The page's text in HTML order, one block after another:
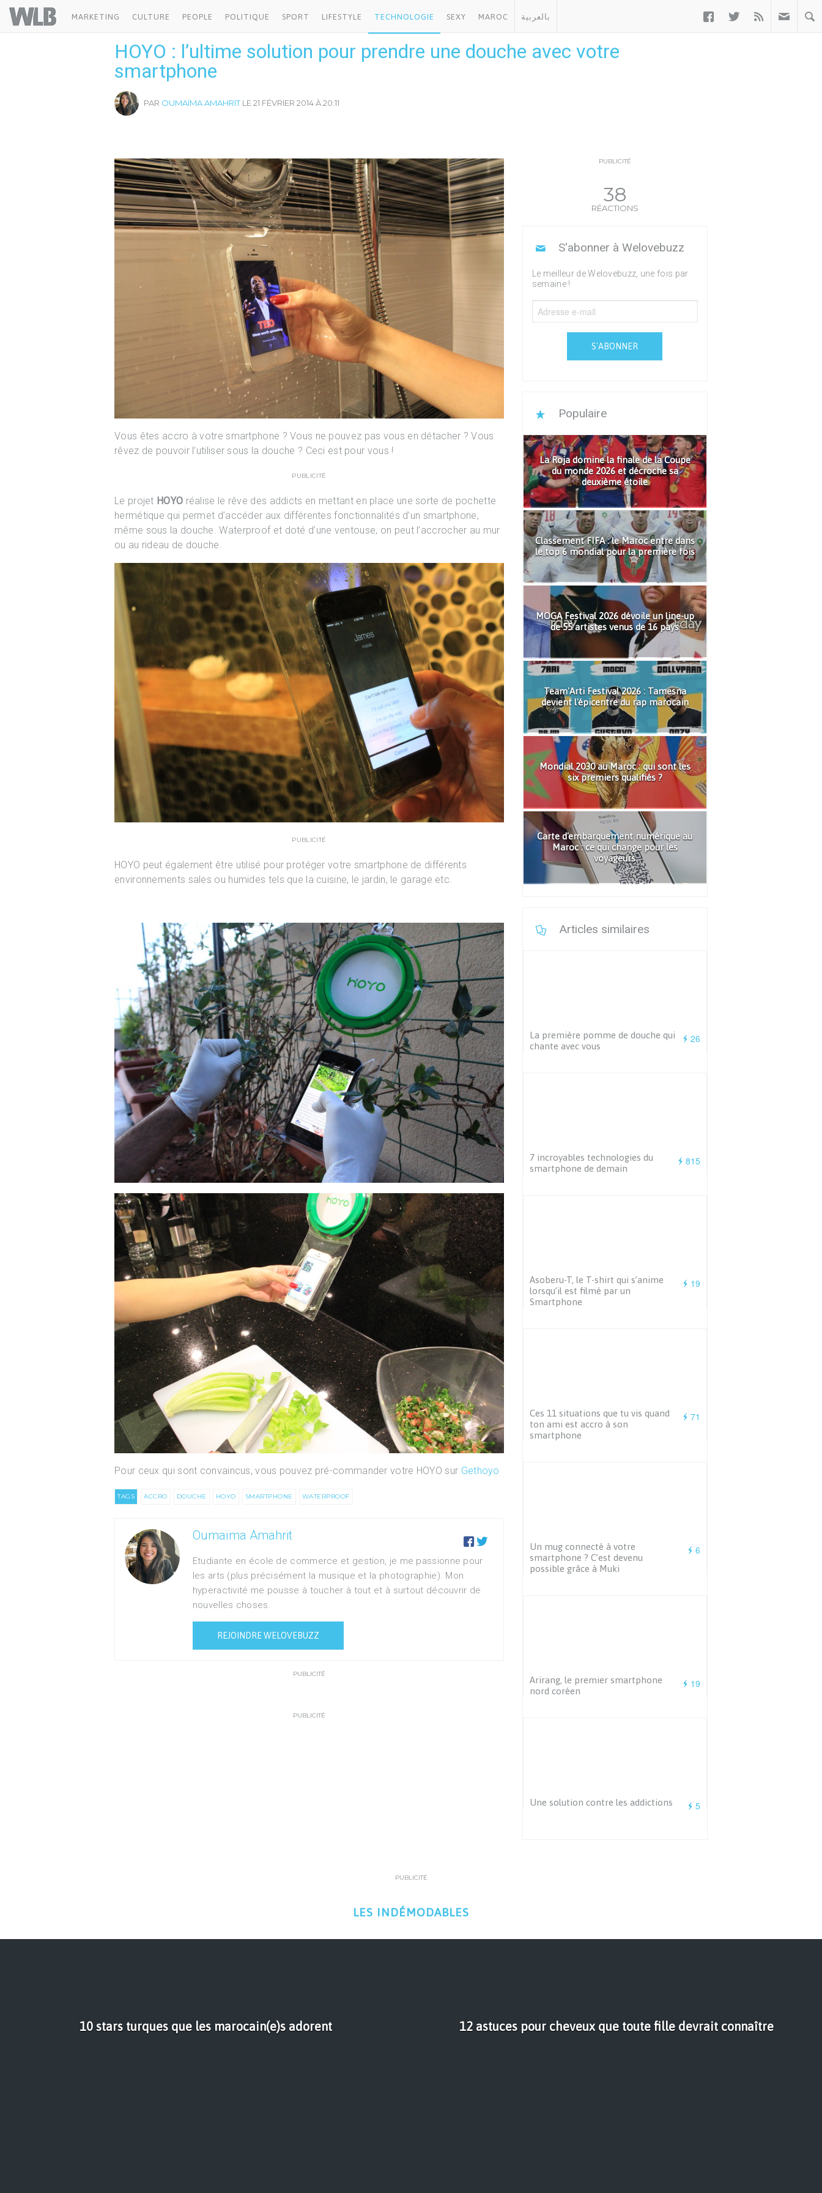
Welovebuzz
MARKETING CULTURE PEOPLE POLITIQUE SPORT LIFESTYLE TECHNOLOGIE SEXY MAROC بالعربية   
HOYO : l’ultime solution pour prendre une douche avec votre
smartphone
PAR OUMAÏMA AMAHRITLE 21 FÉVRIER 2014 À 20:11
Vous êtes accro à votre smartphone ? Vous ne pouvez pas vous en détacher ? Vous
rêvez de pouvoir l’utiliser sous la douche ? Ceci est pour vous !
PUBLICITÉ
Le projet HOYO réalise le rêve des addicts en mettant en place une sorte de pochette
hermétique qui permet d’accéder aux différentes fonctionnalités d’un smartphone,
même sous la douche. Waterproof et doté d’une ventouse, on peut l’accrocher au mur
ou au rideau de douche.
PUBLICITÉ
HOYO peut également être utilisé pour protéger votre smartphone de différents
environnements sales ou humides tels que la cuisine, le jardin, le garage etc.
Pour ceux qui sont convaincus, vous pouvez pré-commander votre HOYO sur Gethoyo
TAGS ACCRO DOUCHE HOYO SMARTPHONE WATERPROOF
Oumaïma Amahrit 

Etudiante en école de commerce et gestion, je me passionne pour
les arts (plus précisément la musique et la photographie). Mon
hyperactivité me pousse à toucher à tout et à surtout découvrir de
nouvelles choses.
REJOINDRE WELOVEBUZZ
PUBLICITÉ
PUBLICITÉ
PUBLICITÉ
38
RÉACTIONS
S'abonner à Welovebuzz
Le meilleur de Welovebuzz, une fois par
semaine !
S'ABONNER
Populaire
La Roja domine la finale de la Coupe
du monde 2026 et décroche sa
deuxième étoile
Classement FIFA : le Maroc entre dans
le top 6 mondial pour la première fois
MOGA Festival 2026 dévoile un line-up
de 55 artistes venus de 16 pays
Team'Arti Festival 2026 : Tamesna
devient l'épicentre du rap marocain
Mondial 2030 au Maroc : qui sont les
six premiers qualifiés ?
Carte d'embarquement numérique au
Maroc : ce qui change pour les
voyageurs
Articles similaires
26
La première pomme de douche qui
chante avec vous
815
7 incroyables technologies du
smartphone de demain
19
Asoberu-T, le T-shirt qui s’anime
lorsqu’il est filmé par un
Smartphone
71
Ces 11 situations que tu vis quand
ton ami est accro à son
smartphone
6
Un mug connecté à votre
smartphone ? C’est devenu
possible grâce à Muki
19
Arirang, le premier smartphone
nord coréen
5
Une solution contre les addictions
PUBLICITÉ
LES INDÉMODABLES
10 stars turques que les marocain(e)s adorent 12 astuces pour cheveux que toute fille devrait connaître